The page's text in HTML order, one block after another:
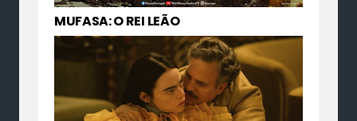
MUFASA: O REI LEÃO